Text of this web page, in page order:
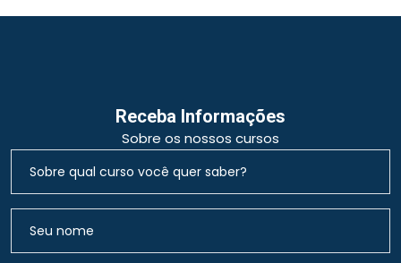
Receba Informações
Sobre os nossos cursos